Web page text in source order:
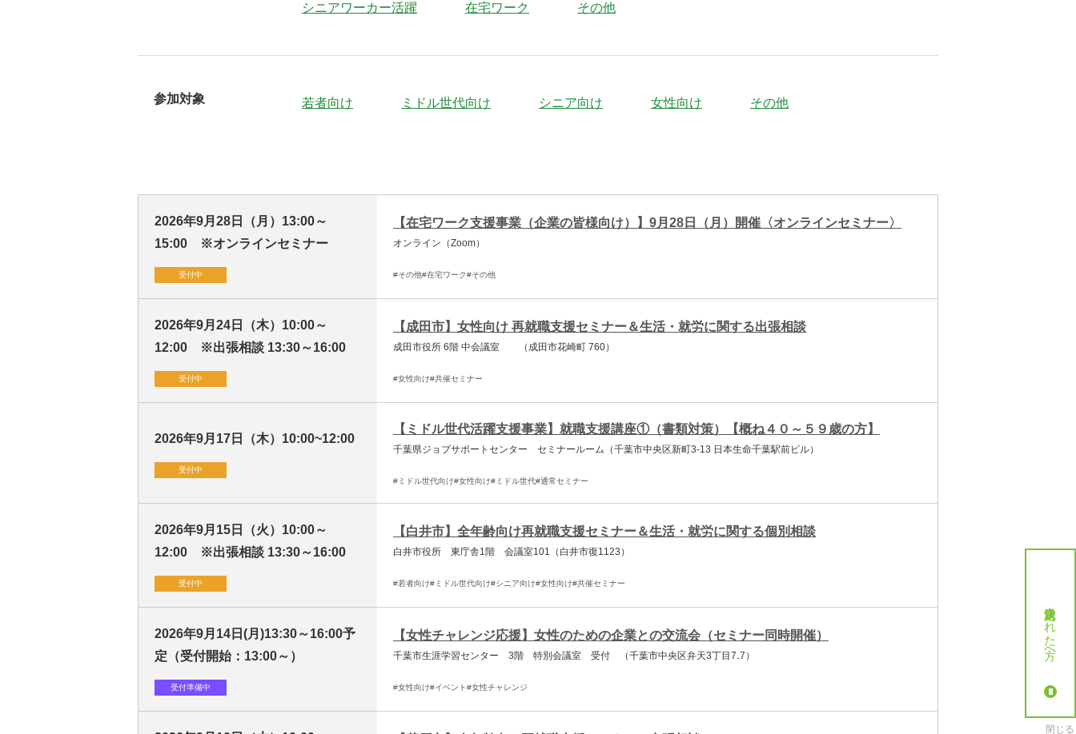
シニアワーカー活躍 在宅ワーク その他
参加対象 若者向け ミドル世代向け シニア向け 女性向け その他
2026年9月28日（月）13:00～
15:00 ※オンラインセミナー
受付中
【在宅ワーク支援事業（企業の皆様向け）】9月28日（月）開催〈オンラインセミナー〉
オンライン（Zoom）
#その他#在宅ワーク#その他
2026年9月24日（木）10:00～
12:00 ※出張相談 13:30～16:00
受付中
【成田市】女性向け 再就職支援セミナー＆生活・就労に関する出張相談
成田市役所 6階 中会議室 （成田市花崎町 760）
#女性向け#共催セミナー
2026年9月17日（木）10:00~12:00
受付中
【ミドル世代活躍支援事業】就職支援講座①（書類対策）【概ね４０～５９歳の方】
千葉県ジョブサポートセンター セミナールーム（千葉市中央区新町3-13 日本生命千葉駅前ビル）
#ミドル世代向け#女性向け#ミドル世代#通常セミナー
2026年9月15日（火）10:00～
12:00 ※出張相談 13:30～16:00
受付中
【白井市】全年齢向け再就職支援セミナー＆生活・就労に関する個別相談
⽩井市役所 東庁舎1階 会議室101（白井市復1123）
#若者向け#ミドル世代向け#シニア向け#女性向け#共催セミナー
2026年9月14日(月)13:30～16:00予
定（受付開始：13:00～）
受付準備中
【女性チャレンジ応援】女性のための企業との交流会（セミナー同時開催）
千葉市生涯学習センター 3階 特別会議室 受付 （千葉市中央区弁天3丁目7₋7）
#女性向け#イベント#女性チャレンジ
就労決定された方へ
閉じる